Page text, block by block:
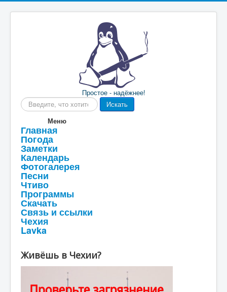
Простое - надёжнее!
Искать...
Искать
Меню
Главная
Погода
Заметки
Календарь
Фотогалерея
Песни
Чтиво
Программы
Скачать
Связь и ссылки
Чехия
Lavka
Живёшь в Чехии?